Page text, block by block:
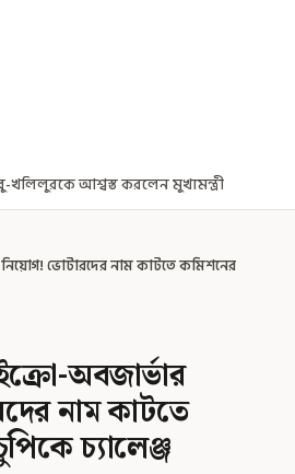
মুখ্যমন্ত্রী এগিয়ে গেল আরও একধাপ,
ভোটারদের নাম কাটতে কমিশনের
অবজার্ভার
নাম কাটতে
চ্যালেঞ্জ